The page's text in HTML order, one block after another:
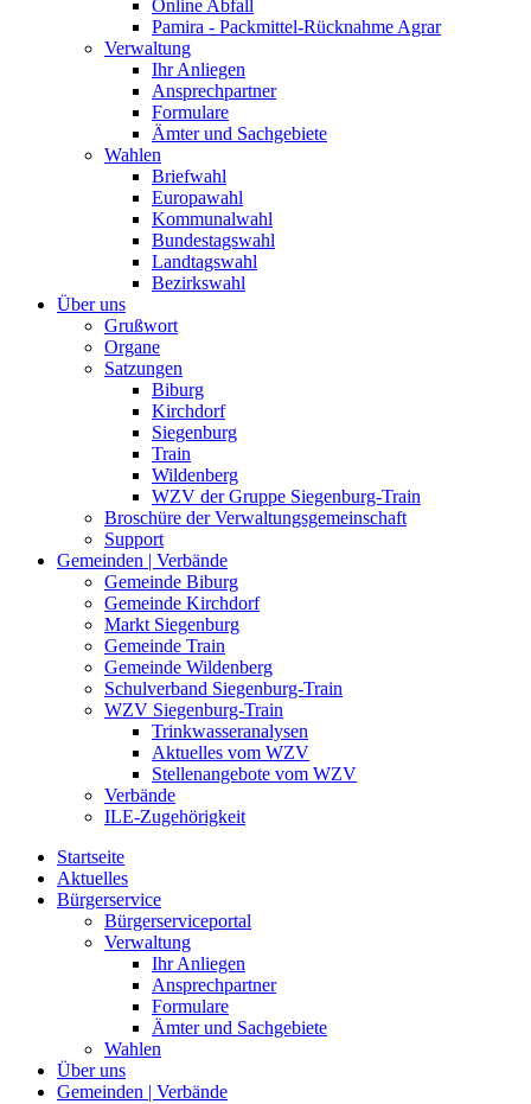
Online Abfall
Pamira - Packmittel-Rücknahme Agrar
Verwaltung
Ihr Anliegen
Ansprechpartner
Formulare
Ämter und Sachgebiete
Wahlen
Briefwahl
Europawahl
Kommunalwahl
Bundestagswahl
Landtagswahl
Bezirkswahl
Über uns
Grußwort
Organe
Satzungen
Biburg
Kirchdorf
Siegenburg
Train
Wildenberg
WZV der Gruppe Siegenburg-Train
Broschüre der Verwaltungsgemeinschaft
Support
Gemeinden | Verbände
Gemeinde Biburg
Gemeinde Kirchdorf
Markt Siegenburg
Gemeinde Train
Gemeinde Wildenberg
Schulverband Siegenburg-Train
WZV Siegenburg-Train
Trinkwasseranalysen
Aktuelles vom WZV
Stellenangebote vom WZV
Verbände
ILE-Zugehörigkeit
Startseite
Aktuelles
Bürgerservice
Bürgerserviceportal
Verwaltung
Ihr Anliegen
Ansprechpartner
Formulare
Ämter und Sachgebiete
Wahlen
Über uns
Gemeinden | Verbände